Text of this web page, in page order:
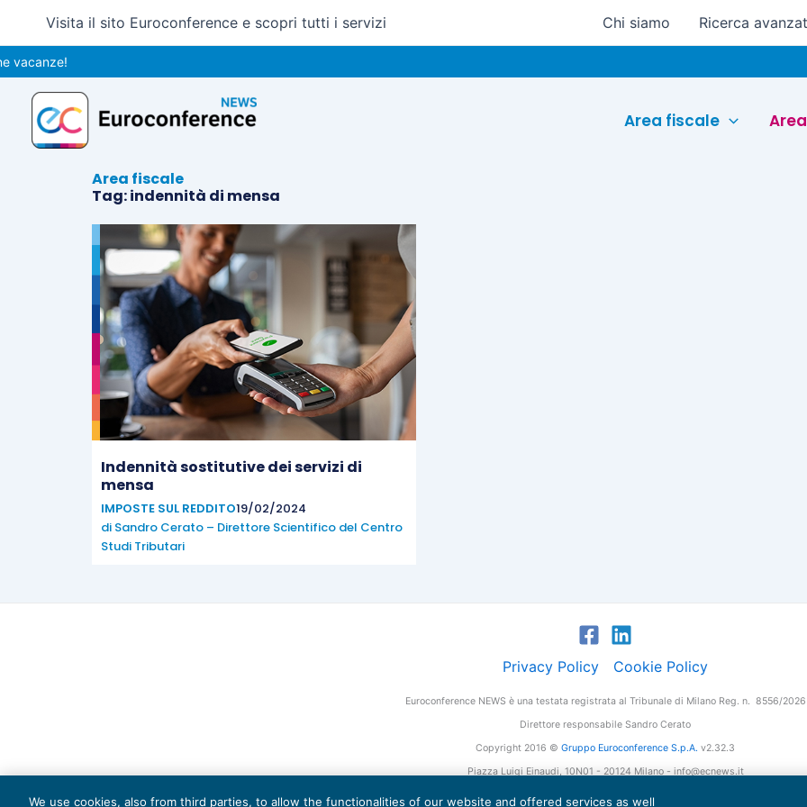
contenuto
Visita il sito Euroconference e scopri tutti i servizi Chi siamo Ricerca
Area fiscale
Area fiscale
Tag: indennità di mensa
Indennità sostitutive dei servizi di
mensa
IMPOSTE SUL REDDITO19/02/2024
di Sandro Cerato – Direttore Scientifico del Centro
Studi Tributari
Privacy Policy Cookie Policy
Euroconference NEWS è una testata registrata al Tribunale di Milano Reg. n. 8556/2026
Direttore responsabile Sandro Cerato
Copyright 2016 © Gruppo Euroconference S.p.A. v2.32.3
Piazza Luigi Einaudi, 10N01 - 20124 Milano - info@ecnews.it
Capitale Sociale € 300.000,00 i.v. C.F. P.IVA Iscrizione Registro Imprese di Milano
We use cookies, also from third parties, to allow the functionalities of our website and offered services as well